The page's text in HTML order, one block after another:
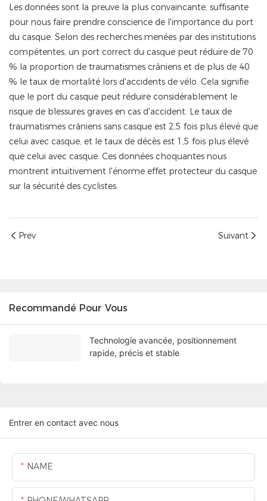
Les données sont la preuve la plus convaincante, suffisante
pour nous faire prendre conscience de l'importance du port
du casque. Selon des recherches menées par des institutions
compétentes, un port correct du casque peut réduire de 70
% la proportion de traumatismes crâniens et de plus de 40
% le taux de mortalité lors d'accidents de vélo. Cela signifie
que le port du casque peut réduire considérablement le
risque de blessures graves en cas d'accident. Le taux de
traumatismes crâniens sans casque est 2,5 fois plus élevé que
celui avec casque, et le taux de décès est 1,5 fois plus élevé
que celui avec casque. Ces données choquantes nous
montrent intuitivement l'énorme effet protecteur du casque
sur la sécurité des cyclistes.
Prev Suivant
Recommandé Pour Vous
Technologie avancée, positionnement
rapide, précis et stable
Entrer en contact avec nous
NAME